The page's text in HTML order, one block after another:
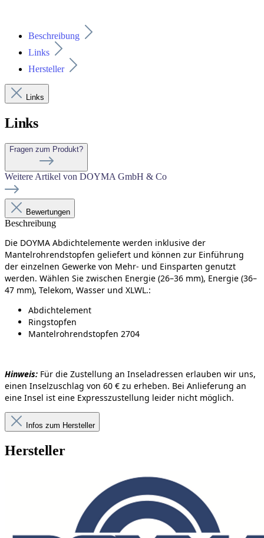
Beschreibung
Links
Hersteller
Links
Links
Fragen zum Produkt?
Weitere Artikel von DOYMA GmbH & Co
Bewertungen
Beschreibung
Die DOYMA Abdichtelemente werden inklusive der
Mantelrohrendstopfen geliefert und können zur Einführung
der einzelnen Gewerke von Mehr- und Einsparten genutzt
werden. Wählen Sie zwischen Energie (26–36 mm), Energie (36–
47 mm), Telekom, Wasser und XLWL.:
Abdichtelement
Ringstopfen
Mantelrohrendstopfen 2704
Hinweis: Für die Zustellung an Inseladressen erlauben wir uns,
einen Inselzuschlag von 60 € zu erheben. Bei Anlieferung an
eine Insel ist eine Expresszustellung leider nicht möglich.
Infos zum Hersteller
Hersteller